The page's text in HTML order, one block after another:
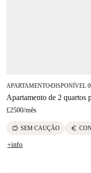
APARTAMENTO■DISPONÍVEL
Apartamento de 2 quartos
£2500/mês
savings SEM CAUÇÃO euro
+info